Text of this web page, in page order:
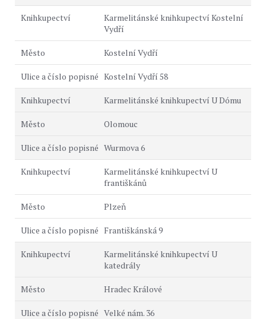
Karmelitánské knihkupectví Kostelní
Vydří
Kostelní Vydří
Kostelní Vydří 58
Karmelitánské knihkupectví U Dómu
Olomouc
Wurmova 6
Karmelitánské knihkupectví U
františkánů
Plzeň
Františkánská 9
Karmelitánské knihkupectví U
katedrály
Hradec Králové
Velké nám. 36